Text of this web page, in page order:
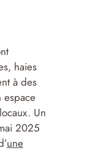
haies
à des
espace
Un
2025
une